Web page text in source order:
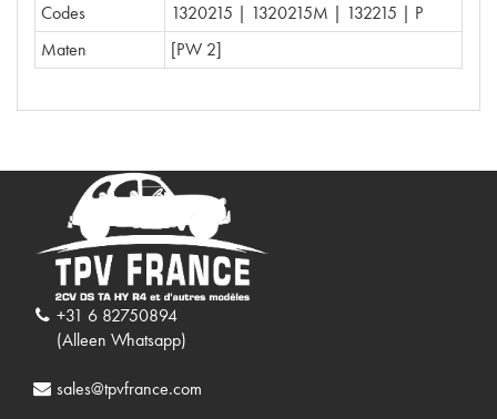
Codes
1320215 | 1320215M | 132215 | P
Maten
[PW 2]
+31 6 82750894
(Alleen Whatsapp)
sales@tpvfrance.com